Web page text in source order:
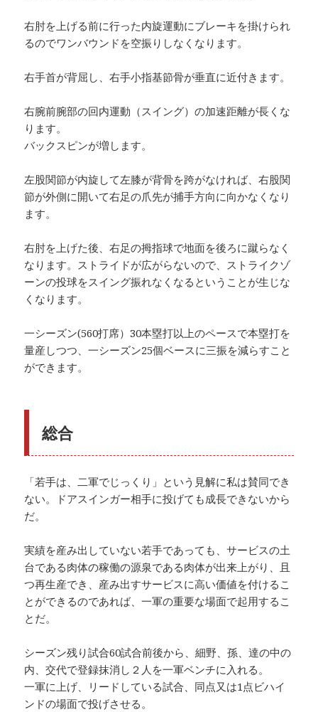
右肘を上げる前に行った内旋運動にブレーキを掛けられ
るのでワンバウンドを空振りしなくなります。
右手首が背屈し、右手小指基節骨が垂直に近付きます。
右腕前腕部の回内運動（スイング）の加速距離が長くな
ります。
バックスピンが増します。
左股関節が内旋して左膝が背骨を跨がなければ、右股関
節が外側に開いて右足の爪先が捕手方向に向かなくなり
ます。
右肘を上げた後、右足の拇指球で地面を後ろに蹴らなく
なります。ストライドが広がらないので、ストライクゾ
ーンの投球をスイング振れなくなるということが生じな
くなります。
一シーズン(560打席）30本塁打以上のペースで本塁打を
量産しつつ、一シーズン25個ベースに三振を減らすこと
ができます。
総合
「若手は、二軍でじっくり」という見解に私は賛同でき
ない。ドアスインガー相手に投げても成長できないから
だ。
実績を産み出していない若手であっても、サービスの土
台である肉体の稼働の源泉である肉体が出来上がり、且
つ再生産でき、産み出すサービスに高い価値を付けるこ
とができるのであれば、一軍の重要な場面で起用するこ
とだ。
シーズン残り試合60試合前後から、細野、孫、達の中の
内、交代で登録抹消し２人を一軍ベンチに入れる。
一軍に上げ、リードしている試合、同点又は1点ビハイ
ンドの場面で投げさせる。